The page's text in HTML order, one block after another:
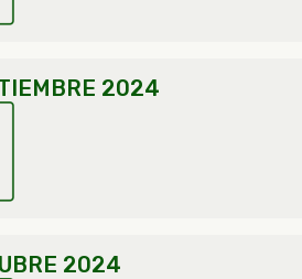
2024
2024